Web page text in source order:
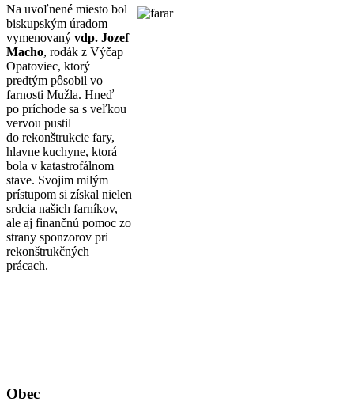
Na uvoľnené miesto bol
biskupským úradom
vymenovaný vdp. Jozef
Macho, rodák z Výčap
Opatoviec, ktorý
predtým pôsobil vo
farnosti Mužla. Hneď
po príchode sa s veľkou
vervou pustil
do rekonštrukcie fary,
hlavne kuchyne, ktorá
bola v katastrofálnom
stave. Svojim milým
prístupom si získal nielen
srdcia našich farníkov,
ale aj finančnú pomoc zo
strany sponzorov pri
rekonštrukčných
prácach.
Obec